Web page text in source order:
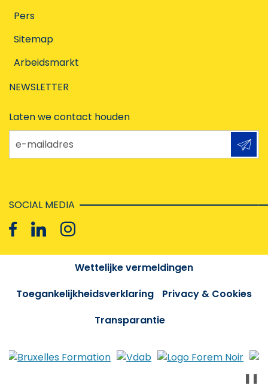
Pers
Sitemap
Arbeidsmarkt
NEWSLETTER
Laten we contact houden
e-mailadres
SOCIAL MEDIA
Wettelijke vermeldingen
Toegankelijkheidsverklaring
Privacy & Cookies
Transparantie
❚❚